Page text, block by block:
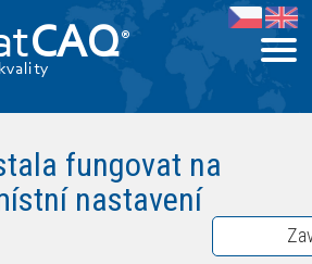
CAQ®
fungovat na
nastavení